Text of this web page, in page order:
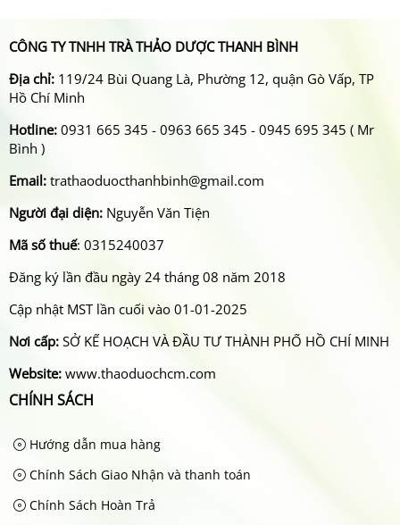
CÔNG TY TNHH TRÀ THẢO DƯỢC THANH BÌNH
Địa chỉ: 119/24 Bùi Quang Là, Phường 12, quận Gò Vấp, TP
Hồ Chí Minh
Hotline: 0931 665 345 - 0963 665 345 - 0945 695 345 ( Mr
Bình )
Email: trathaoduocthanhbinh@gmail.com
Người đại diện: Nguyễn Văn Tiện
Mã số thuế: 0315240037
Đăng ký lần đầu ngày 24 tháng 08 năm 2018
Cập nhật MST lần cuối vào 01-01-2025
Nơi cấp: SỞ KẾ HOẠCH VÀ ĐẦU TƯ THÀNH PHỐ HỒ CHÍ MINH
Website: www.thaoduochcm.com
CHÍNH SÁCH
Hướng dẫn mua hàng
Chính Sách Giao Nhận và thanh toán
Chính Sách Hoàn Trả